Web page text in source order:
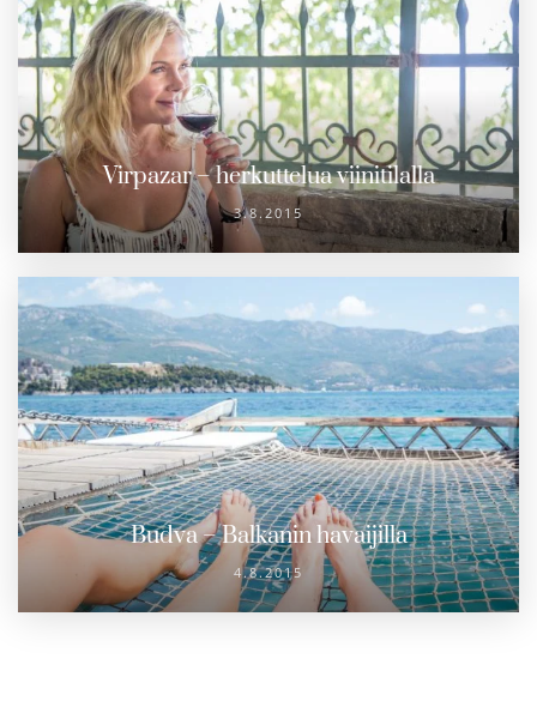
Virpazar – herkuttelua viinitilalla
3.8.2015
Budva – Balkanin havaijilla
4.8.2015